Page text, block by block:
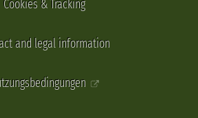
Cookies & Tracking
and legal information